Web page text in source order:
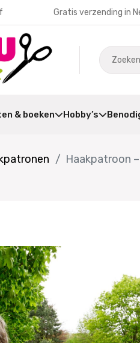
Gratis verzending in
& boeken Hobby’s
Haakpatroon